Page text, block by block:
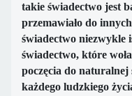
takie świadectwo jest
przemawiało do
świadectwo niezwykle
świadectwo, które
poczęcia do
każdego ludzkiego